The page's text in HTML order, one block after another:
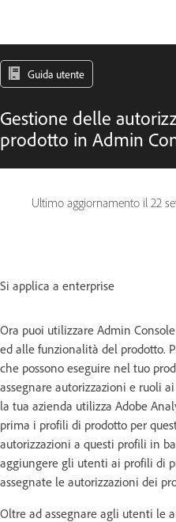
Guida utente
Gestione delle
prodotto in Admin
Ultimo aggiornamento il 22
Si applica a enterprise
Ora puoi utilizzare Admin
ed alle funzionalità del prodotto.
che possono eseguire nel tuo
assegnare autorizzazioni e ruoli
la tua azienda utilizza Adobe
prima i profili di prodotto per
autorizzazioni a questi profili in
aggiungere gli utenti ai profili di
assegnate le autorizzazioni dei
Oltre ad assegnare agli utenti le